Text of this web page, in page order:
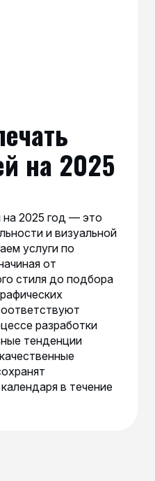
на 2025
на 2025 год — это
и визуальной
услуги по
от
стиля до подбора
разработки
тенденции
в течение